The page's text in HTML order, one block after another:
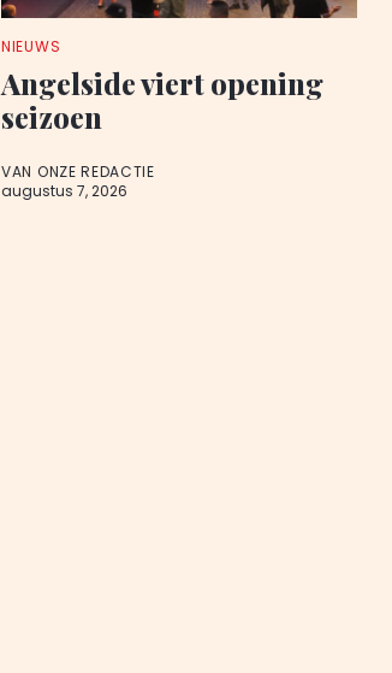
NIEUWS
Angelside viert opening
seizoen
VAN ONZE REDACTIE
augustus 7, 2026